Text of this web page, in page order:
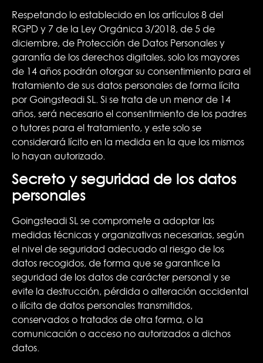
Respetando lo establecido en los artículos 8 del
RGPD y 7 de la Ley Orgánica 3/2018, de 5 de
diciembre, de Protección de Datos Personales y
garantía de los derechos digitales, solo los mayores
de 14 años podrán otorgar su consentimiento para el
tratamiento de sus datos personales de forma lícita
por Goingsteadi SL. Si se trata de un menor de 14
años, será necesario el consentimiento de los padres
o tutores para el tratamiento, y este solo se
considerará lícito en la medida en la que los mismos
lo hayan autorizado.
Secreto y seguridad de los datos
personales
Goingsteadi SL se compromete a adoptar las
medidas técnicas y organizativas necesarias, según
el nivel de seguridad adecuado al riesgo de los
datos recogidos, de forma que se garantice la
seguridad de los datos de carácter personal y se
evite la destrucción, pérdida o alteración accidental
o ilícita de datos personales transmitidos,
conservados o tratados de otra forma, o la
comunicación o acceso no autorizados a dichos
datos.